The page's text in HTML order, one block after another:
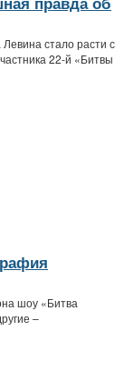
Левина стало расти с
22-й «Битвы
шоу «Битва
–